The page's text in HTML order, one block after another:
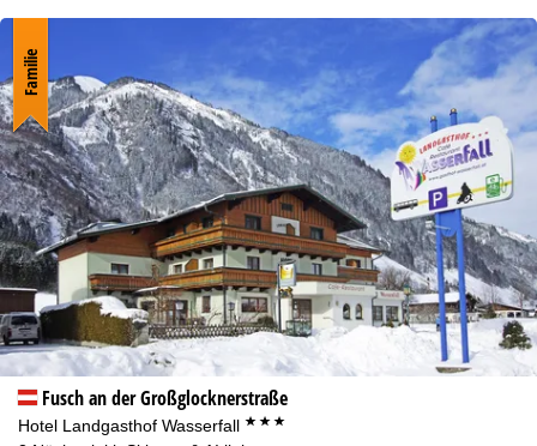
Fusch an der Großglocknerstraße
Hotel Landgasthof Wasserfall ***
Familie